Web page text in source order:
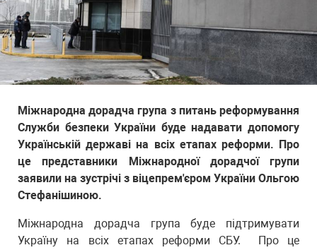
Міжнародна дорадча група з питань реформування
Служби безпеки України буде надавати допомогу
Українській державі на всіх етапах реформи. Про
це представники Міжнародної дорадчої групи
заявили на зустрічі з віцепрем'єром України Ольгою
Стефанішиною.
Міжнародна дорадча група буде підтримувати
Україну на всіх етапах реформи СБУ. Про це